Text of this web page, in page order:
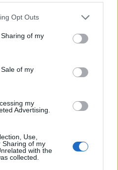
app uses one or more Google
behaviour. You may click to
and its third-party tags to
purposes in below Google
Opt Outs
of my
of my
my
Advertising.
Use,
Sharing of my
with the
collected.
a napelemek és a